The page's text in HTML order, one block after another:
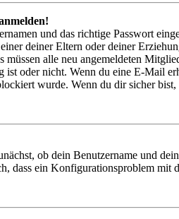
und das richtige Passwort
deiner Eltern oder deiner
alle neu angemeldeten
oder nicht. Wenn du eine E-Mail
wurde. Wenn du dir sicher
ob dein Benutzername und
dass ein Konfigurationsproblem mit